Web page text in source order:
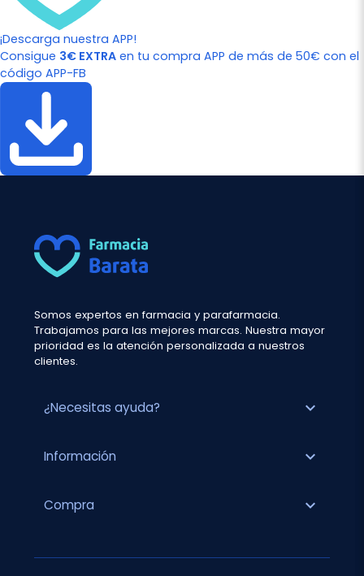
¡Descarga nuestra APP!
Consigue 3€ EXTRA en tu compra APP de más de 50€ con el
código APP-FB
Somos expertos en farmacia y parafarmacia.
Trabajamos para las mejores marcas. Nuestra mayor
prioridad es la atención personalizada a nuestros
clientes.
¿Necesitas ayuda? expand_more
Información expand_more
Compra expand_more